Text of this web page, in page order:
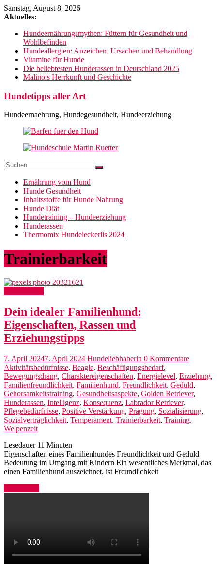
Zum
Inhalt
Samstag, August 8, 2026
Aktuelles:
Hundeernährungsmythen: Füttern für Gesundheit und
Wohlbefinden
Hundeallergien: Anzeichen, Ursachen und Behandlung
Vitamine für Hunde
Die beliebtesten Hunderassen in Deutschland 2025
Malinois Herrkunft und Geschichte
Hundetipps aller Art
Hundeernaehrung, Hundegesundheit, Hundeerziehung
Ernährung vom Hund
Hunde Gesundheit
Inhaltsstoffe für Hunde Nahrung
Hunde Diät
Hundetraining – Hundeerziehung
Hunderassen
Thermomix Hundeleckerlis 2024
Trainierbarkeit
Dein idealer Familienhund:
Eigenschaften, Rassen und
Erziehungstipps
7. April 20247. April 2024 Hundeliebhaberin 0 Kommentare
Aktivitätsbedürfnisse, Beagle, Beschäftigungsbedarf,
Bewegungsdrang, Charaktereigenschaften, Energielevel, Erziehung,
Familienfreundlichkeit, Familienhund, Freundlichkeit, Geduld,
Gehorsamkeitstraining, Gesundheitsaspekte, Golden Retriever,
Hunderassen, Intelligenz, Konsequenz, Labrador Retriever,
Pflegebedürfnisse, Positive Verstärkung, Prägung, Sozialisierung,
Sozialverträglichkeit, Temperament, Trainierbarkeit, Training,
Welpenzeit
Lesedauer 11 Minuten
Eigenschaften eines Familienhundes Freundlichkeit und Geduld
Bedeutung im Umgang mit Kindern Ein wesentliches Merkmal, das
einen Familienhund auszeichnet, ist Freundlichkeit